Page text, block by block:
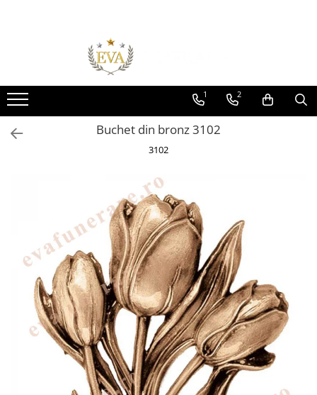
Toate Produsele
Monumente funerare
Cumperi acum platesti mai tarziu
Monumente marmura
Monumente granit
Cruce metalica
Cruci marmura
Cruci din granit
Felinare funerare
Rame bronz
Manere cavou
Placa memoriala
Placute ABS personalizate
1 2
Buchet din bronz 3102
3102